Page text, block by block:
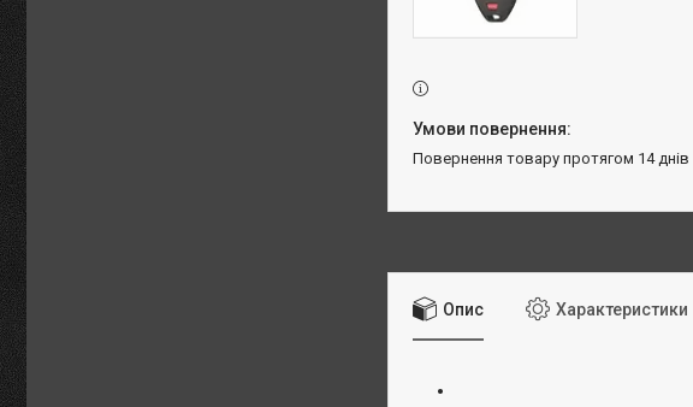
повернення товару протягом 14 днів
Опис Характеристики